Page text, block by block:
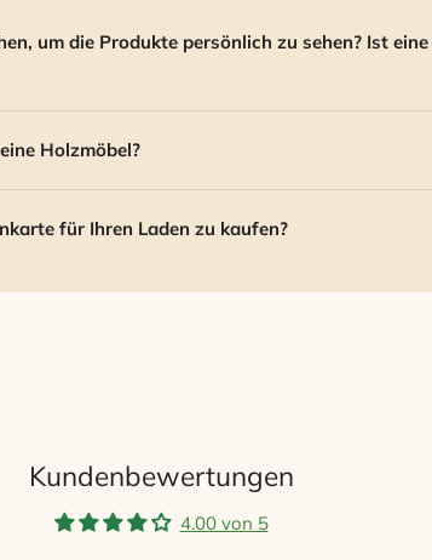
um die Produkte persönlich zu sehen? Ist eine
Holzmöbel?
für Ihren Laden zu kaufen?
Kundenbewertungen
4.00 von 5